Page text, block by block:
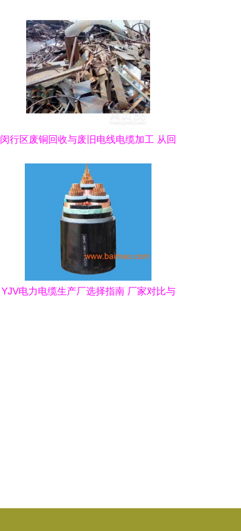
闵行区废铜回收与废旧电线电缆加工 从回
YJV电力电缆生产厂选择指南 厂家对比与